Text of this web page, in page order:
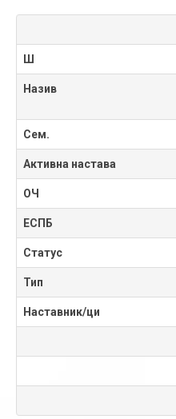
Ш
Назив
Сем.
Активна настава
ОЧ
ЕСПБ
Статус
Тип
Наставник/ци